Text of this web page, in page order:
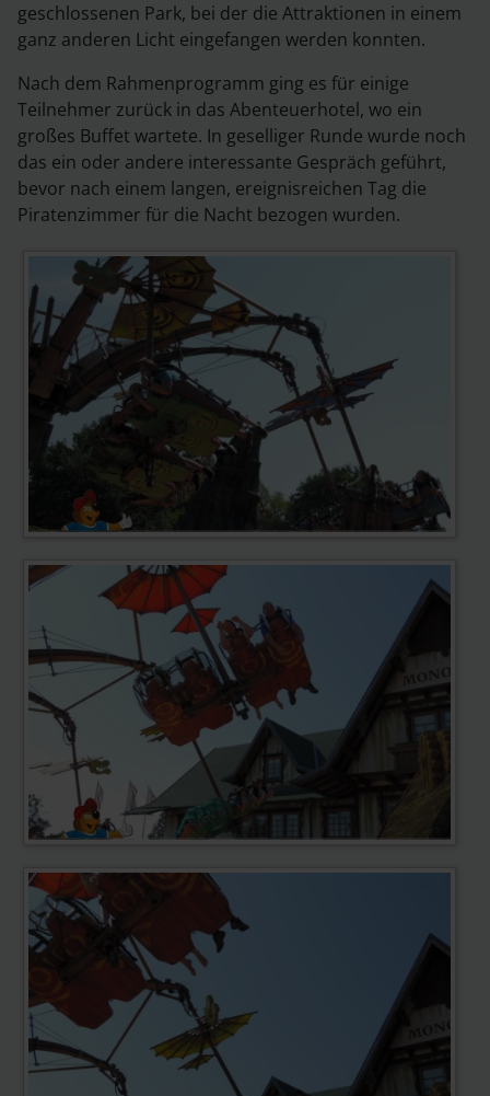
geschlossenen Park, bei der die Attraktionen in einem
ganz anderen Licht eingefangen werden konnten.
Nach dem Rahmenprogramm ging es für einige
Teilnehmer zurück in das Abenteuerhotel, wo ein
großes Buffet wartete. In geselliger Runde wurde noch
das ein oder andere interessante Gespräch geführt,
bevor nach einem langen, ereignisreichen Tag die
Piratenzimmer für die Nacht bezogen wurden.